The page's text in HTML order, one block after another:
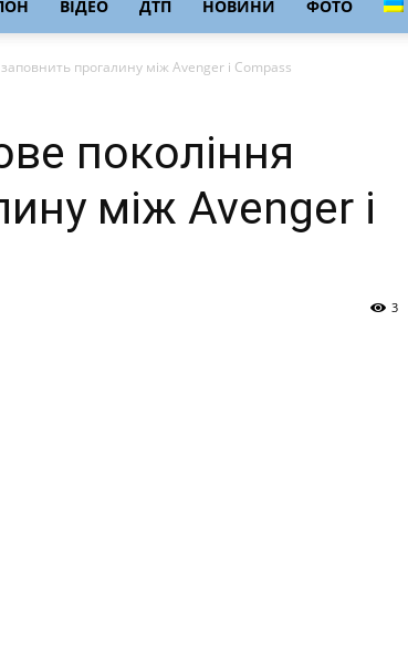
ВІДЕО ДТП НОВИНИ ФОТО
прогалину між Avenger і Compass
покоління
між Avenger і
3